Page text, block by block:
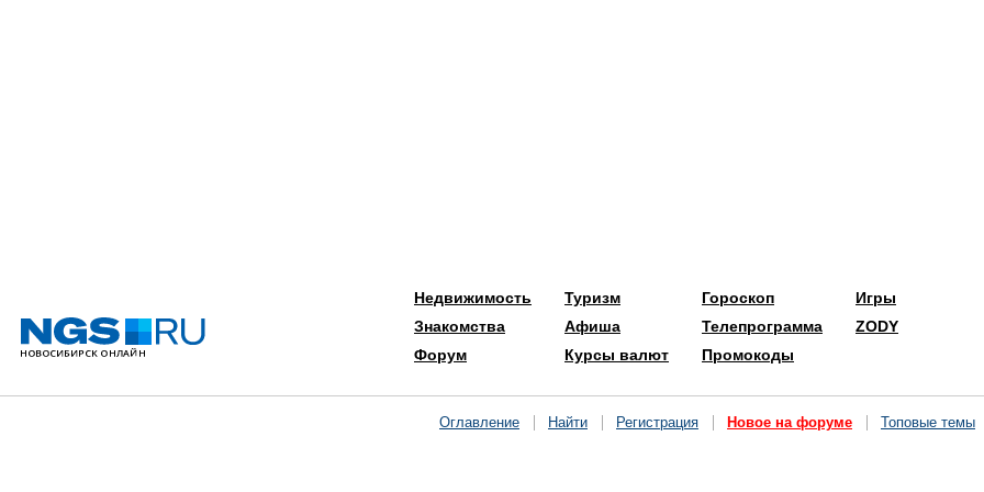
Недвижимость
Знакомства
Форум
Туризм
Афиша
Курсы валют
Гороскоп
Телепрограмма
Промокоды
Игры
ZODY
Оглавление Найти Регистрация Новое на форуме Топовые темы